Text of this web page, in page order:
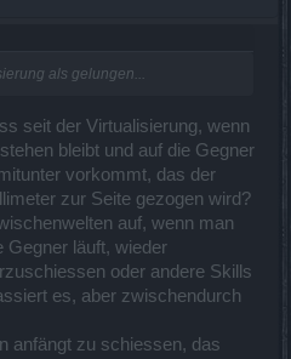
als gelungen...
seit der Virtualisierung, wenn
bleibt und auf die Gegner
vorkommt, das der
zur Seite gezogen wird?
auf, wenn man
Gegner läuft, wieder
oder andere Skills
es, aber zwischendurch
anfängt zu schiessen, das